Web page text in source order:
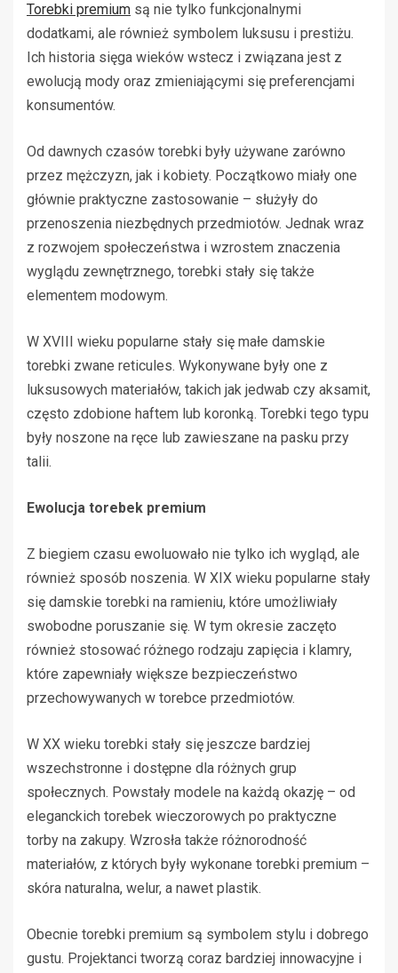
Torebki premium są nie tylko funkcjonalnymi
dodatkami, ale również symbolem luksusu i prestiżu.
Ich historia sięga wieków wstecz i związana jest z
ewolucją mody oraz zmieniającymi się preferencjami
konsumentów.
Od dawnych czasów torebki były używane zarówno
przez mężczyzn, jak i kobiety. Początkowo miały one
głównie praktyczne zastosowanie – służyły do
przenoszenia niezbędnych przedmiotów. Jednak wraz
z rozwojem społeczeństwa i wzrostem znaczenia
wyglądu zewnętrznego, torebki stały się także
elementem modowym.
W XVIII wieku popularne stały się małe damskie
torebki zwane reticules. Wykonywane były one z
luksusowych materiałów, takich jak jedwab czy aksamit,
często zdobione haftem lub koronką. Torebki tego typu
były noszone na ręce lub zawieszane na pasku przy
talii.
Ewolucja torebek premium
Z biegiem czasu ewoluowało nie tylko ich wygląd, ale
również sposób noszenia. W XIX wieku popularne stały
się damskie torebki na ramieniu, które umożliwiały
swobodne poruszanie się. W tym okresie zaczęto
również stosować różnego rodzaju zapięcia i klamry,
które zapewniały większe bezpieczeństwo
przechowywanych w torebce przedmiotów.
W XX wieku torebki stały się jeszcze bardziej
wszechstronne i dostępne dla różnych grup
społecznych. Powstały modele na każdą okazję – od
eleganckich torebek wieczorowych po praktyczne
torby na zakupy. Wzrosła także różnorodność
materiałów, z których były wykonane torebki premium –
skóra naturalna, welur, a nawet plastik.
Obecnie torebki premium są symbolem stylu i dobrego
gustu. Projektanci tworzą coraz bardziej innowacyjne i